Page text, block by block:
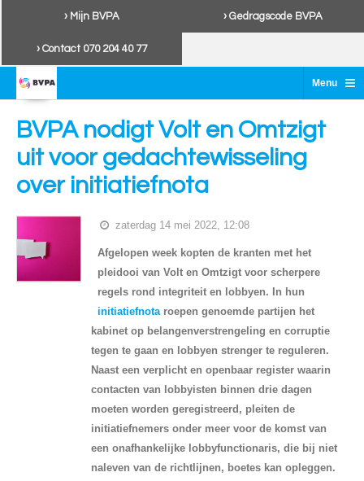
› Mijn BVPA › Gedragscode BVPA
› Contact 070 204 40 77
Menu ≡
BVPA nodigt Volt en Omtzigt
uit voor gedachtewisseling
over initiatiefnota
zaterdag 14 mei 2022, 12:08
Afgelopen week kopten de kranten met het
pleidooi van Volt en Omtzigt voor scherpere
regels rond integriteit en lobbyen. In hun
initiatiefnotaroepen genoemde partijen het
kabinet op belangenverstrengeling en corruptie
tegen te gaan en lobbyen strenger te reguleren.
Naast een verplicht en openbaar register waarin
contacten van lobbyisten binnen drie dagen
moeten worden geregistreerd, pleiten de
initiatiefnemers onder meer voor de komst van
een onafhankelijke lobbyfunctionaris, die bij niet
naleven van de richtlijnen, boetes kan opleggen.